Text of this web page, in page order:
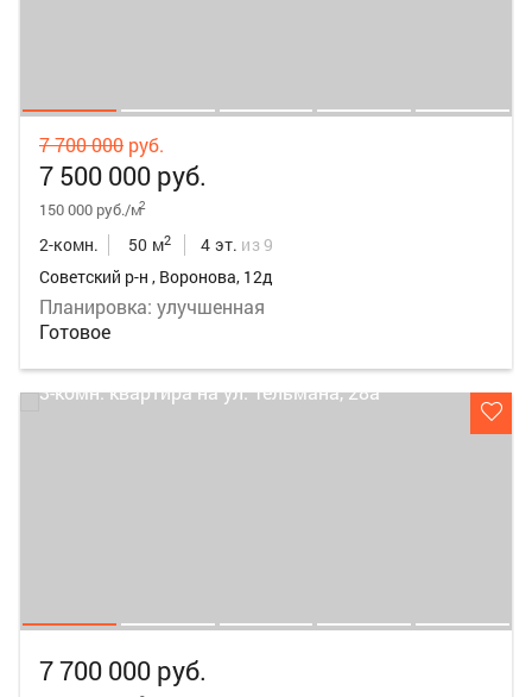
7 700 000 руб.
7 500 000 руб.
150 000 руб./м2
2-комн. 50 м2 4 эт. из 9
Советский р-н , Воронова, 12д
Планировка: улучшенная
Готовое
7 700 000 руб.